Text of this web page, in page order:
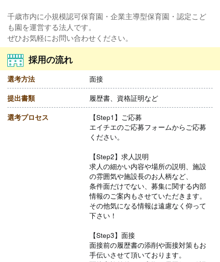
千歳市内に小規模認可保育園・企業主導型保育園・認定こど
も園を運営する法人です。
ぜひお気軽にお問い合わせください。
採用の流れ
選考方法 面接
提出書類 履歴書、資格証明など
選考プロセス
【Step1】ご応募
エイチエのご応募フォームからご応募
ください。
【Step2】求人説明
求人の細かい内容や場所の説明、施設
の雰囲気や施設長のお人柄など、
条件面だけでない、募集に関する内部
情報のご案内もさせていただきます。
その他気になる情報は遠慮なく仰って
下さい！
【Step3】面接
面接前の履歴書の添削や面接対策もお
手伝いさせて頂いております。